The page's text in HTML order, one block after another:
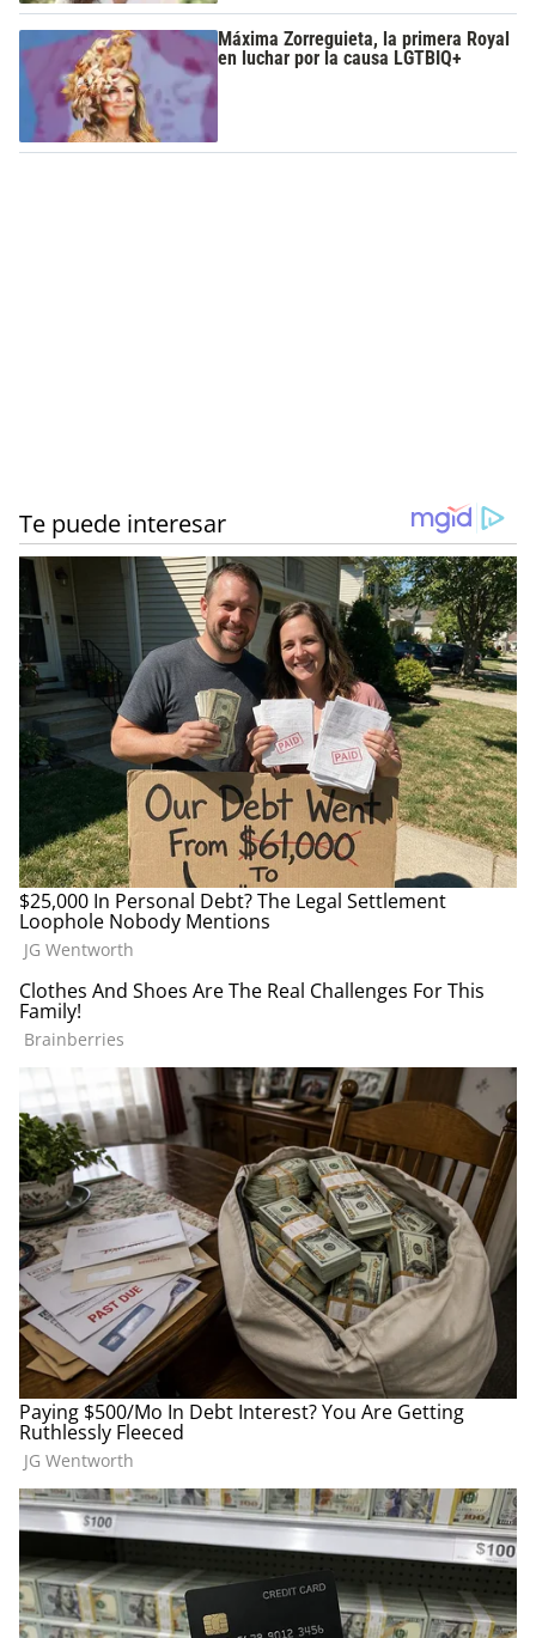
Máxima Zorreguieta, la primera Royal
en luchar por la causa LGTBIQ+